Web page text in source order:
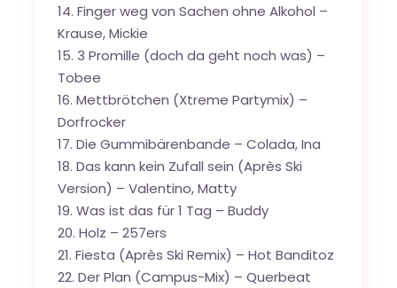
14. Finger weg von Sachen ohne Alkohol –
Krause, Mickie
15. 3 Promille (doch da geht noch was) –
Tobee
16. Mettbrötchen (Xtreme Partymix) –
Dorfrocker
17. Die Gummibärenbande – Colada, Ina
18. Das kann kein Zufall sein (Après Ski
Version) – Valentino, Matty
19. Was ist das für 1 Tag – Buddy
20. Holz – 257ers
21. Fiesta (Après Ski Remix) – Hot Banditoz
22. Der Plan (Campus-Mix) – Querbeat